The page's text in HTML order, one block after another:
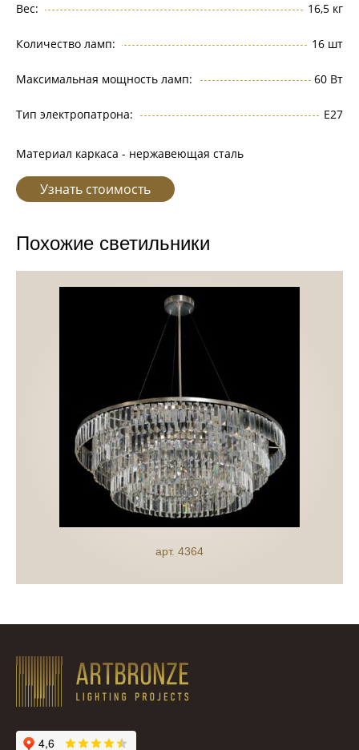
Вес: 16,5 кг
Количество ламп: 16 шт
Максимальная мощность ламп: 60 Вт
Тип электропатрона: E27
Материал каркаса - нержавеющая сталь
Узнать стоимость
Похожие светильники
арт. 4364